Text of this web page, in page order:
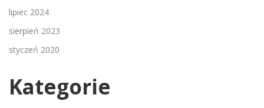
lipiec 2024
sierpień 2023
styczeń 2020
Kategorie